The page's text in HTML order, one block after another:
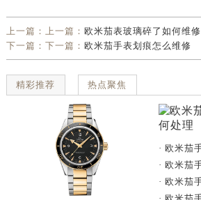
上一篇：上一篇： 欧米茄表玻璃碎了如何维修
下一篇：下一篇： 欧米茄手表划痕怎么维修
精彩推荐 热点聚焦